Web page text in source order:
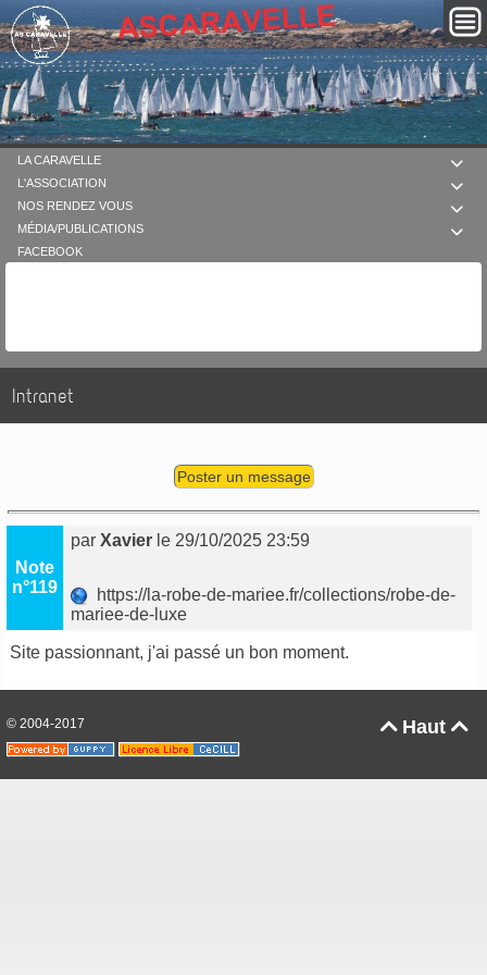

LA CARAVELLE

L'ASSOCIATION

NOS RENDEZ VOUS

MÉDIA/PUBLICATIONS
FACEBOOK
Intranet
Poster un message
Note
n°119
parXavier le 29/10/2025 23:59
https://la-robe-de-mariee.fr/collections/robe-de-
mariee-de-luxe
Site passionnant, j'ai passé un bon moment.
Haut 
© 2004-2017